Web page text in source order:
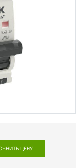
ЦЕНУ